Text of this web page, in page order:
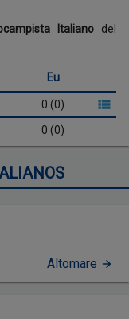
Italianodel
Eu
0 (0)
0 (0)
Altomare